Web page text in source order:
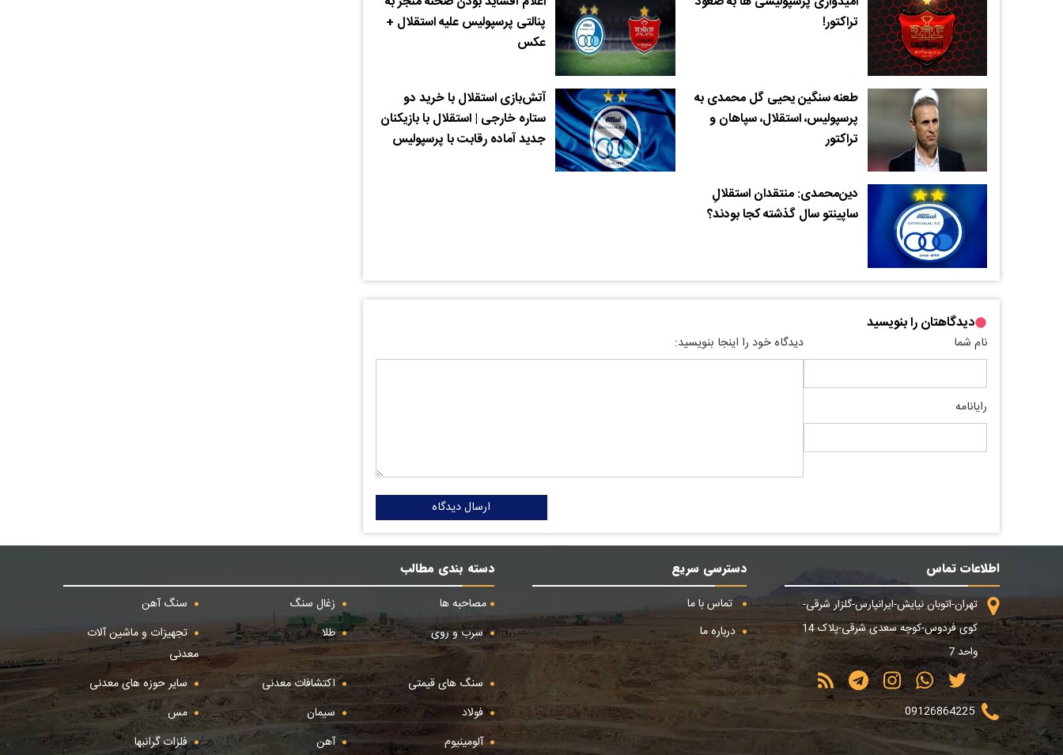
تراکتور!
پنالتی پرسپولیس علیه استقلال +
عکس
طعنه سنگین یحیی گل محمدی به
پرسپولیس، استقلال، سپاهان و
تراکتور
آتش‌بازی استقلال با خرید دو
ستاره خارجی | استقلال با بازیکنان
جدید آماده رقابت با پرسپولیس
دین‌محمدی: منتقدان استقلالِ
ساپینتو سال گذشته کجا بودند؟
دیدگاهتان را بنویسید
نام شما
رایانامه
دیدگاه خود را اینجا بنویسید:
ارسال دیدگاه
اطلاعات تماس
تهران-اتوبان نیایش-ایرانپارس-گلزار شرقی-
کوی فردوس-کوچه سعدی شرقی-پلاک 14
واحد 7
09126864225
دسترسی سریع
تماس با ما
درباره ما
دسته بندی مطالب
مصاحبه ها
زغال سنگ
سنگ آهن
سرب و روی
طلا
تجهیزات و ماشین آلات
معدنی
سنگ های قیمتی
اکتشافات معدنی
سایر حوزه های معدنی
فولاد
سیمان
مس
آلومینیوم
آهن فلزات گرانبها